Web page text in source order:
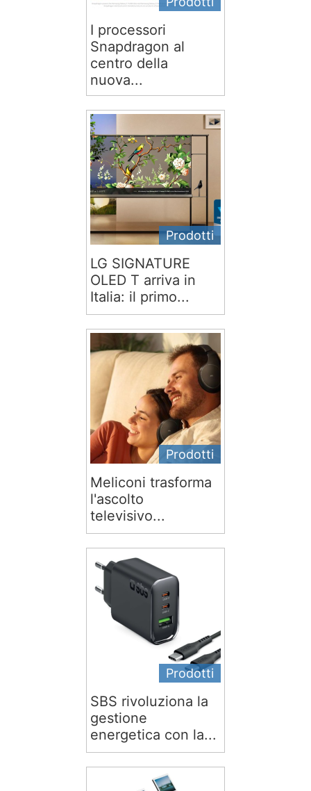
I processori
Snapdragon al
centro della
nuova...
Prodotti
LG SIGNATURE
OLED T arriva in
Italia: il primo...
Prodotti
Meliconi trasforma
l'ascolto
televisivo...
Prodotti
SBS rivoluziona la
gestione
energetica con la...